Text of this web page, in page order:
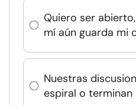
Quiero ser
mí aún guarda mi
Nuestras
espiral o terminan